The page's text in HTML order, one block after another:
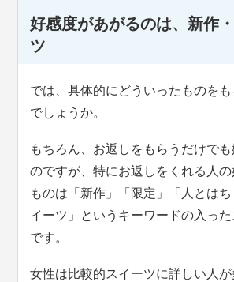
好感度があがるのは、新作
ツ
では、具体的にどういったものを
でしょうか。
もちろん、お返しをもらうだけで
のですが、特にお返しをくれる人
ものは「新作」「限定」「人とは
イーツ」というキーワードの入った
です。
女性は比較的スイーツに詳しい人